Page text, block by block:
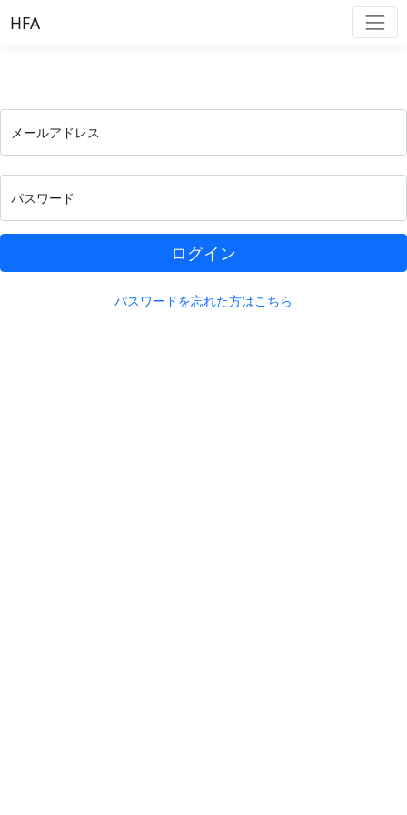
HFA
メールアドレス
パスワード
ログイン
パスワードを忘れた方はこちら